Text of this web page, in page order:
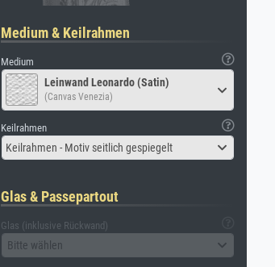
Medium & Keilrahmen
Medium
Leinwand Leonardo (Satin)
(Canvas Venezia)
Keilrahmen
Keilrahmen - Motiv seitlich gespiegelt
Glas & Passepartout
Glas (inklusive Rückwand)
Bitte wählen